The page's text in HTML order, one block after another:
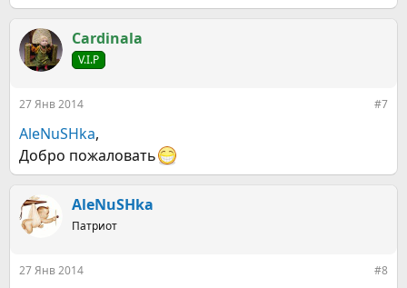
Cardinala
V.I.P
27 Янв 2014 #7
AleNuSHka,
Добро пожаловать
AleNuSHka
Патриот
27 Янв 2014 #8